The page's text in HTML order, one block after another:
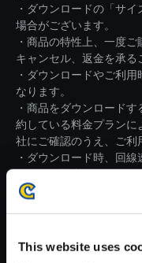
This website uses
・ダウンロードの「サ
場合がございます。
・商品の特性上、一度
キャンセル、返金を承る
・ダウンロードやご利
なります。
・商品をダウンロード
約している料金プランに
社にご確認のうえ、ご利
・ダウンロード時、回
※ご購入いただいたファ